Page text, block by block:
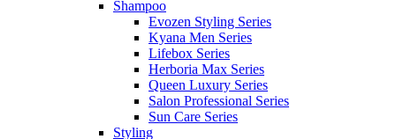
Shampoo
Evozen Styling Series
Kyana Men Series
Lifebox Series
Herboria Max Series
Queen Luxury Series
Salon Professional Series
Sun Care Series
Styling